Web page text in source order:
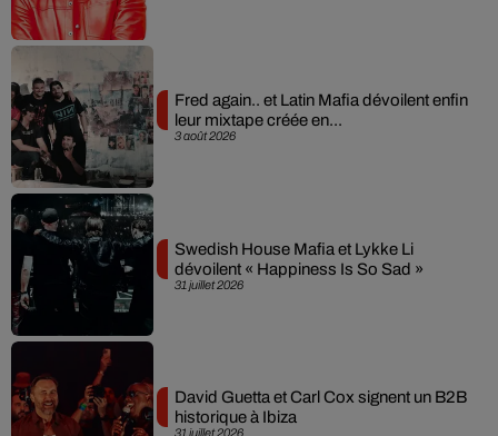
3 août 2026
Fred again.. et Latin Mafia dévoilent enfin
leur mixtape créée en...
31 juillet 2026
Swedish House Mafia et Lykke Li
dévoilent « Happiness Is So Sad »
31 juillet 2026
David Guetta et Carl Cox signent un B2B
historique à Ibiza